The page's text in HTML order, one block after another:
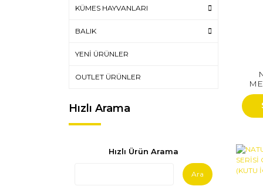
KÜMES HAYVANLARI
BALIK
YENİ ÜRÜNLER
OUTLET ÜRÜNLER
Hızlı Arama
Hızlı Ürün Arama
Ara